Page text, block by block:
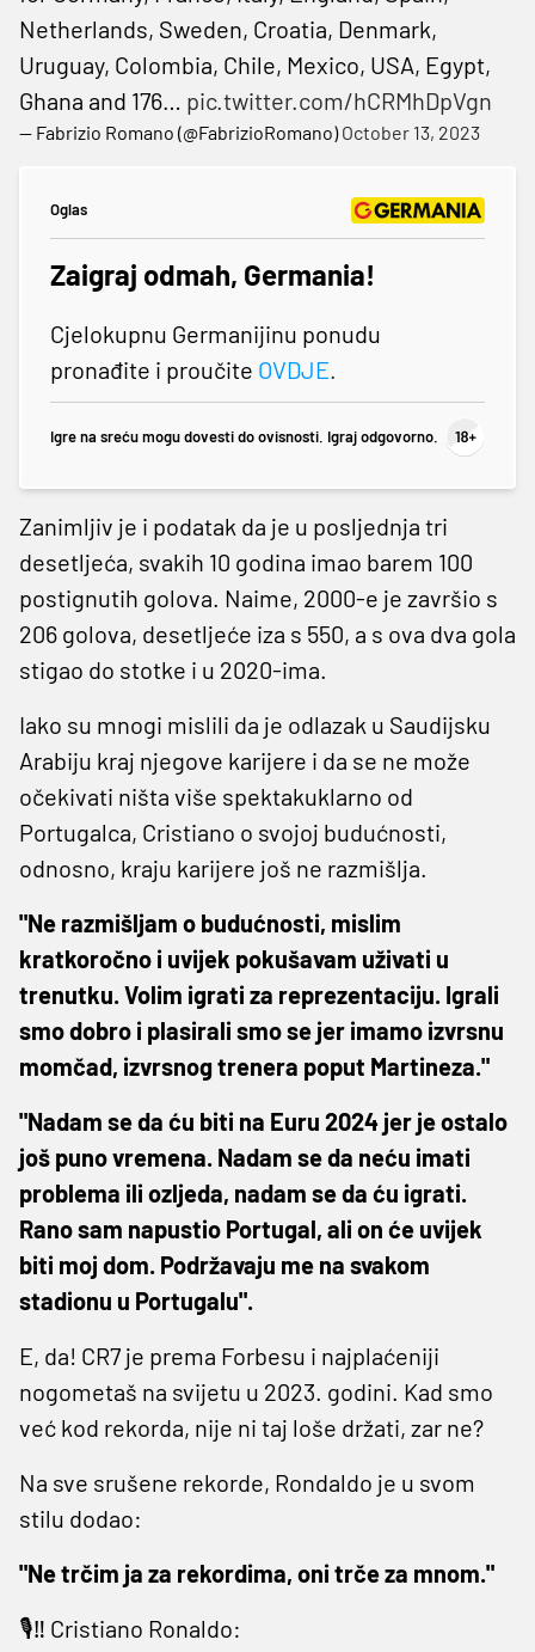
Netherlands, Sweden, Croatia, Denmark,
Uruguay, Colombia, Chile, Mexico, USA, Egypt,
Ghana and 176… pic.twitter.com/hCRMhDpVgn
— Fabrizio Romano (@FabrizioRomano)October 13, 2023
Oglas
Zaigraj odmah, Germania!
Cjelokupnu Germanijinu ponudu
pronađite i proučite OVDJE
Igre na sreću mogu dovesti do ovisnosti. Igraj odgovorno.
Zanimljiv je i podatak da je u posljednja tri
desetljeća, svakih 10 godina imao barem 100
postignutih golova. Naime, 2000-e je završio s
206 golova, desetljeće iza s 550, a s ova dva gola
stigao do stotke i u 2020-ima.
Iako su mnogi mislili da je odlazak u Saudijsku
Arabiju kraj njegove karijere i da se ne može
očekivati ništa više spektakuklarno od
Portugalca, Cristiano o svojoj budućnosti,
odnosno, kraju karijere još ne razmišlja.
"Ne razmišljam o budućnosti, mislim
kratkoročno i uvijek pokušavam uživati ​​u
trenutku. Volim igrati za reprezentaciju. Igrali
smo dobro i plasirali smo se jer imamo izvrsnu
momčad, izvrsnog trenera poput Martineza."
"Nadam se da ću biti na Euru 2024 jer je ostalo
još puno vremena. Nadam se da neću imati
problema ili ozljeda, nadam se da ću igrati.
Rano sam napustio Portugal, ali on će uvijek
biti moj dom. Podržavaju me na svakom
stadionu u Portugalu".
E, da! CR7 je prema Forbesu i najplaćeniji
nogometaš na svijetu u 2023. godini. Kad smo
već kod rekorda, nije ni taj loše držati, zar ne?
Na sve srušene rekorde, Rondaldo je u svom
stilu dodao:
"Ne trčim ja za rekordima, oni trče za mnom."
🎙‼️ Cristiano Ronaldo: